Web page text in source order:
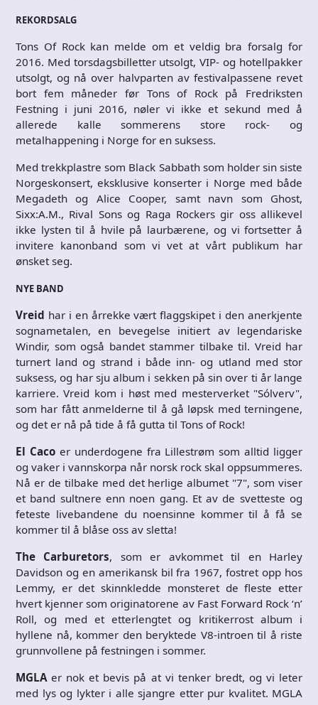
REKORDSALG
Tons Of Rock kan melde om et veldig bra forsalg for
2016. Med torsdagsbilletter utsolgt, VIP- og hotellpakker
utsolgt, og nå over halvparten av festivalpassene revet
bort fem måneder før Tons of Rock på Fredriksten
Festning i juni 2016, nøler vi ikke et sekund med å
allerede kalle sommerens store rock- og
metalhappening i Norge for en suksess.
Med trekkplastre som Black Sabbath som holder sin siste
Norgeskonsert, eksklusive konserter i Norge med både
Megadeth og Alice Cooper, samt navn som Ghost,
Sixx:A.M., Rival Sons og Raga Rockers gir oss allikevel
ikke lysten til å hvile på laurbærene, og vi fortsetter å
invitere kanonband som vi vet at vårt publikum har
ønsket seg.
NYE BAND
Vreid har i en årrekke vært flaggskipet i den anerkjente
sognametalen, en bevegelse initiert av legendariske
Windir, som også bandet stammer tilbake til. Vreid har
turnert land og strand i både inn- og utland med stor
suksess, og har sju album i sekken på sin over ti år lange
karriere. Vreid kom i høst med mesterverket "Sólverv",
som har fått anmelderne til å gå løpsk med terningene,
og det er nå på tide å få gutta til Tons of Rock!
El Cacoer underdogene fra Lillestrøm som alltid ligger
og vaker i vannskorpa når norsk rock skal oppsummeres.
Nå er de tilbake med det herlige albumet "7", som viser
et band sultnere enn noen gang. Et av de svetteste og
feteste livebandene du noensinne kommer til å få se
kommer til å blåse oss av sletta!
The Carburetors, som er avkommet til en Harley
Davidson og en amerikansk bil fra 1967, fostret opp hos
Lemmy, er det skinnkledde monsteret de fleste etter
hvert kjenner som originatorene av Fast Forward Rock ‘n’
Roll, og med et etterlengtet og kritikerrost album i
hyllene nå, kommer den beryktede V8-introen til å riste
grunnvollene på festningen i sommer.
MGLA er nok et bevis på at vi tenker bredt, og vi leter
med lys og lykter i alle sjangre etter pur kvalitet. MGLA